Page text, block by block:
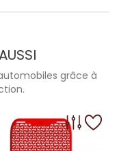
grâce à